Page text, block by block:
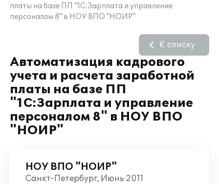
платы на базе ПП "1С:Зарплата и управление
персоналом 8" в НОУ ВПО "НОИР"
Автоматизация кадрового
учета и расчета заработной
платы на базе ПП
"1С:Зарплата и управление
персоналом 8" в НОУ ВПО
"НОИР"
К списку
НОУ ВПО "НОИР"
Санкт-Петербург, Июнь 2011